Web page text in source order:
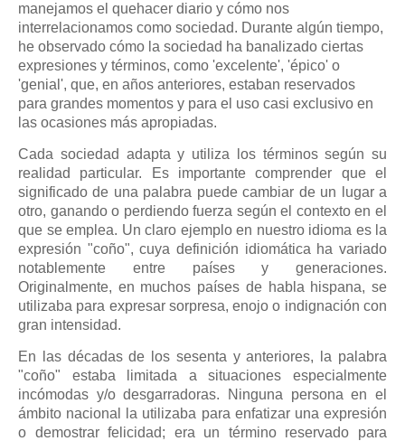
manejamos el quehacer diario y cómo nos
interrelacionamos como sociedad. Durante algún tiempo,
he observado cómo la sociedad ha banalizado ciertas
expresiones y términos, como 'excelente', 'épico' o
'genial', que, en años anteriores, estaban reservados
para grandes momentos y para el uso casi exclusivo en
las ocasiones más apropiadas.
Cada sociedad adapta y utiliza los términos según su
realidad particular. Es importante comprender que el
significado de una palabra puede cambiar de un lugar a
otro, ganando o perdiendo fuerza según el contexto en el
que se emplea. Un claro ejemplo en nuestro idioma es la
expresión "coño", cuya definición idiomática ha variado
notablemente entre países y generaciones.
Originalmente, en muchos países de habla hispana, se
utilizaba para expresar sorpresa, enojo o indignación con
gran intensidad.
En las décadas de los sesenta y anteriores, la palabra
"coño" estaba limitada a situaciones especialmente
incómodas y/o desgarradoras. Ninguna persona en el
ámbito nacional la utilizaba para enfatizar una expresión
o demostrar felicidad; era un término reservado para